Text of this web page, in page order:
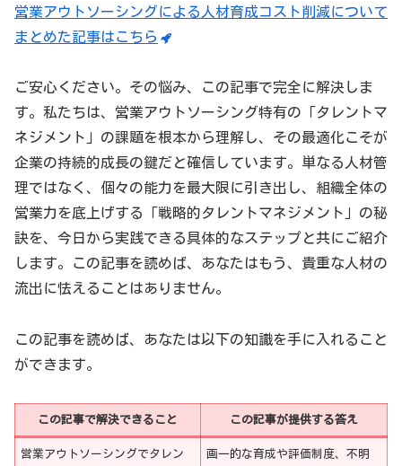
営業アウトソーシングによる人材育成コスト削減について
まとめた記事はこちら
ご安心ください。その悩み、この記事で完全に解決しま
す。私たちは、営業アウトソーシング特有の「タレントマ
ネジメント」の課題を根本から理解し、その最適化こそが
企業の持続的成長の鍵だと確信しています。単なる人材管
理ではなく、個々の能力を最大限に引き出し、組織全体の
営業力を底上げする「戦略的タレントマネジメント」の秘
訣を、今日から実践できる具体的なステップと共にご紹介
します。この記事を読めば、あなたはもう、貴重な人材の
流出に怯えることはありません。
この記事を読めば、あなたは以下の知識を手に入れること
ができます。
この記事で解決できること この記事が提供する答え
営業アウトソーシングでタレン
画一的な育成や評価制度、不明